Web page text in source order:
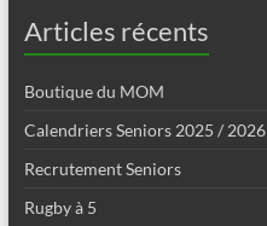
Articles récents
Boutique du MOM
Calendriers Seniors 2025 / 2026
Recrutement Seniors
Rugby à 5